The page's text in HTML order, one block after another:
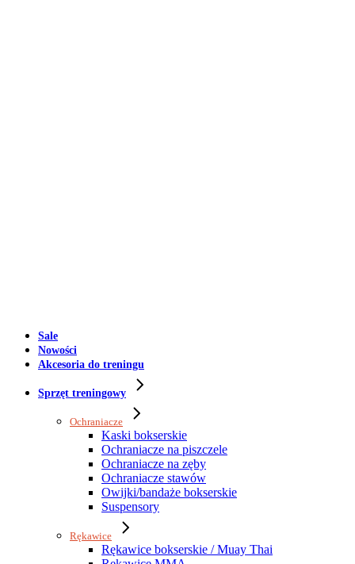
Sale
Nowości
Akcesoria do treningu
Sprzęt treningowy
Ochraniacze
Kaski bokserskie
Ochraniacze na piszczele
Ochraniacze na zęby
Ochraniacze stawów
Owijki/bandaże bokserskie
Suspensory
Rękawice
Rękawice bokserskie / Muay Thai